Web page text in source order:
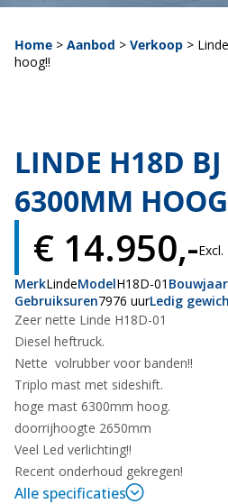
Home > Aanbod > Verkoop >
hoog!!
LINDE H18D
6300MM
€ 14.950,-
MerkLindeModelH18D-01 Bouwjaar
Gebruiksuren7976 uurLedig
Zeer nette Linde H18D-01
Diesel heftruck.
Nette volrubber voor banden!!
Triplo mast met sideshift.
hoge mast 6300mm hoog.
doorrijhoogte 2650mm
Veel Led verlichting!!
Recent onderhoud gekregen!
Alle specificaties